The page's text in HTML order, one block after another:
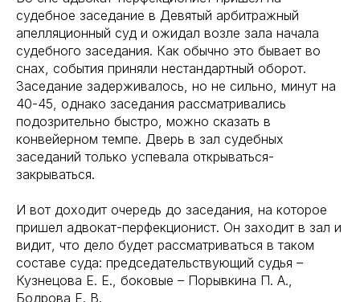
судебное заседание в Девятый арбитражный
апелляционный суд и ожидал возле зала начала
судебного заседания. Как обычно это бывает во
снах, события приняли нестандартный оборот.
Заседание задерживалось, но не сильно, минут на
40-45, однако заседания рассматривались
подозрительно быстро, можно сказать в
конвейерном темпе. Дверь в зал судебных
заседаний только успевала открываться-
закрываться.
И вот доходит очередь до заседания, на которое
пришел адвокат-перфекционист. Он заходит в зал и
видит, что дело будет рассматриваться в таком
составе суда: председательствующий судья –
Кузнецова Е. Е., боковые – Порывкина П. А.,
Бодрова Е. В.